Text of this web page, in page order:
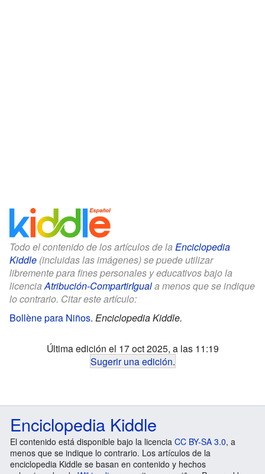
Todo el contenido de los artículos de la Enciclopedia
Kiddle (incluidas las imágenes) se puede utilizar
libremente para fines personales y educativos bajo la
licenciaAtribución-CompartirIguala menos que se indique
lo contrario. Citar este artículo:
Bollène para Niños. Enciclopedia Kiddle.
Última edición el 17 oct 2025, a las 11:19
Sugerir una edición.
Enciclopedia Kiddle
El contenido está disponible bajo la licencia CC BY-SA 3.0, a
menos que se indique lo contrario. Los artículos de la
enciclopedia Kiddle se basan en contenido y hechos